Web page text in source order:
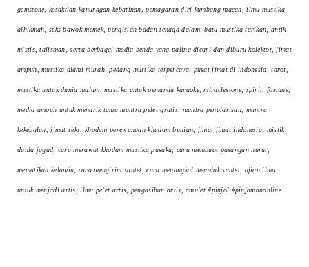
gemstone, kesaktian kanuragan kebatinan, pemagaran diri kumbang macan, ilmu mustika
alhikmah, seks bawok memek, pengisian badan tenaga dalam, batu mustika tarikan, antik
mistis, talisman, serta berbagai media benda yang paling dicari dan diburu kolektor, jimat
ampuh, mustika alami murah, pedang mustika terpercaya, pusat jimat di indonesia, tarot,
mustika untuk dunia malam, mustika untuk pemandu karaoke, miraclestone, spirit, fortune,
media ampuh untuk menarik tamu mantra pelet gratis, mantra penglarisan, mantra
kekebalan, jimat seks, khodam perewangan khadam bunian, jimat jimat indonesia, mistik
dunia jagad, cara merawat khodam mustika pusaka, cara membuat pasangan nurut,
mematikan kelamin, cara mengirim santet, cara menangkal menolak santet, ajian ilmu
untuk menjadi artis, ilmu pelet artis, pengasihan artis, amulet #pinjol #pinjamanonline